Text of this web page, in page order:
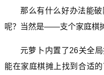
那么有什么好办法能
呢？当然是——支个家庭棋
元萝卜内置了26关全
能在家庭棋摊上找到合适